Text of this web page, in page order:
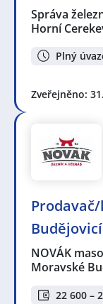
Správa
Horní
Plný
Zveřejněno:
NOVÁK
Moravské
22 600 –